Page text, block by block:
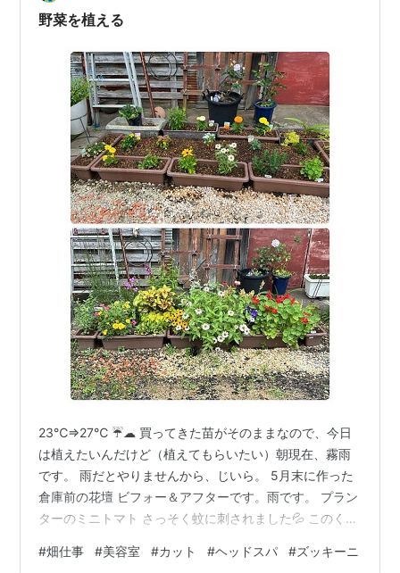
野菜を植える
23℃⇒27℃ ☔☁ 買ってきた苗がそのままなので、今日
は植えたいんだけど（植えてもらいたい）朝現在、霧雨
です。 雨だとやりませんから、じいら。 5月末に作った
倉庫前の花壇 ビフォー＆アフターです。雨です。 プラン
ターのミニトマト さっそく蚊に刺されました💦 このくら
のでコンビニおにぎりにしました^^ 朝ごはん食べたら畑
#畑仕事 #美容室 #カット #ヘッドスパ #ズッキーニ